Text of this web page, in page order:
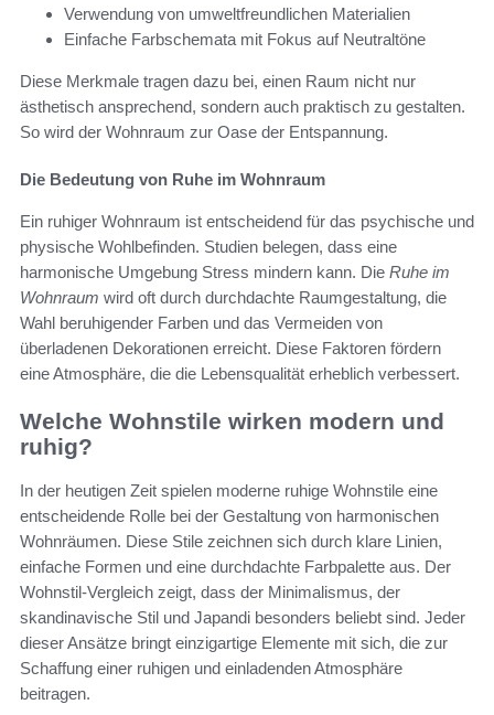
Verwendung von umweltfreundlichen Materialien
Einfache Farbschemata mit Fokus auf Neutraltöne
Diese Merkmale tragen dazu bei, einen Raum nicht nur
ästhetisch ansprechend, sondern auch praktisch zu gestalten.
So wird der Wohnraum zur Oase der Entspannung.
Die Bedeutung von Ruhe im Wohnraum
Ein ruhiger Wohnraum ist entscheidend für das psychische und
physische Wohlbefinden. Studien belegen, dass eine
harmonische Umgebung Stress mindern kann. Die Ruhe im
Wohnraum wird oft durch durchdachte Raumgestaltung, die
Wahl beruhigender Farben und das Vermeiden von
überladenen Dekorationen erreicht. Diese Faktoren fördern
eine Atmosphäre, die die Lebensqualität erheblich verbessert.
Welche Wohnstile wirken modern und
ruhig?
In der heutigen Zeit spielen moderne ruhige Wohnstile eine
entscheidende Rolle bei der Gestaltung von harmonischen
Wohnräumen. Diese Stile zeichnen sich durch klare Linien,
einfache Formen und eine durchdachte Farbpalette aus. Der
Wohnstil-Vergleich zeigt, dass der Minimalismus, der
skandinavische Stil und Japandi besonders beliebt sind. Jeder
dieser Ansätze bringt einzigartige Elemente mit sich, die zur
Schaffung einer ruhigen und einladenden Atmosphäre
beitragen.